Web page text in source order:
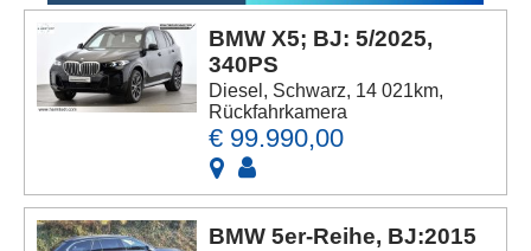
BMW X5; BJ: 5/2025,
340PS
Diesel, Schwarz, 14 021km,
Rückfahrkamera
€ 99.990,00
BMW 5er-Reihe, BJ:2015